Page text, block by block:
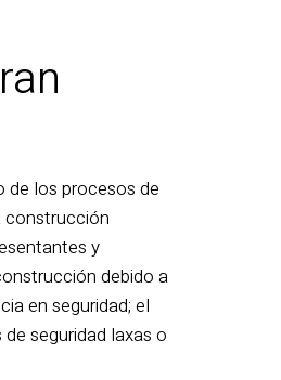
de los procesos de
construcción
y
debido a
en seguridad; el
seguridad laxas o